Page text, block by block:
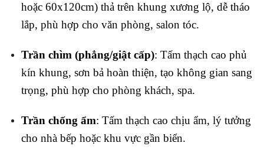
hoặc 60x120cm) thả trên khung xương lộ, dễ tháo
lắp, phù hợp cho văn phòng, salon tóc.
Trần chìm (phẳng/giật cấp): Tấm thạch cao phủ
kín khung, sơn bả hoàn thiện, tạo không gian sang
trọng, phù hợp cho phòng khách, spa.
Trần chống ẩm: Tấm thạch cao chịu ẩm, lý tưởng
cho nhà bếp hoặc khu vực gần biển.